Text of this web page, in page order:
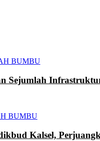
BUMBU
Sejumlah
BUMBU
Kalsel,